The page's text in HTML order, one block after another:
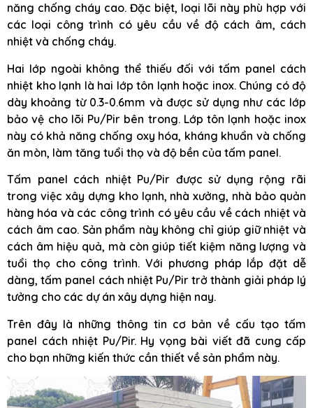
năng chống cháy cao. Đặc biệt, loại lõi này phù hợp với
các loại công trình có yêu cầu về độ cách âm, cách
nhiệt và chống cháy.
Hai lớp ngoài không thể thiếu đối với tấm panel cách
nhiệt kho lạnh là hai lớp tôn lạnh hoặc inox. Chúng có độ
dày khoảng từ 0.3-0.6mm và được sử dụng như các lớp
bảo vệ cho lõi Pu/Pir bên trong. Lớp tôn lạnh hoặc inox
này có khả năng chống oxy hóa, kháng khuẩn và chống
ăn mòn, làm tăng tuổi thọ và độ bền của tấm panel.
Tấm panel cách nhiệt Pu/Pir được sử dụng rộng rãi
trong việc xây dựng kho lạnh, nhà xưởng, nhà bảo quản
hàng hóa và các công trình có yêu cầu về cách nhiệt và
cách âm cao. Sản phẩm này không chỉ giúp giữ nhiệt và
cách âm hiệu quả, mà còn giúp tiết kiệm năng lượng và
tuổi thọ cho công trình. Với phương pháp lắp đặt dễ
dàng, tấm panel cách nhiệt Pu/Pir trở thành giải pháp lý
tưởng cho các dự án xây dựng hiện nay.
Trên đây là những thông tin cơ bản về cấu tạo tấm
panel cách nhiệt Pu/Pir. Hy vọng bài viết đã cung cấp
cho bạn những kiến thức cần thiết về sản phẩm này.